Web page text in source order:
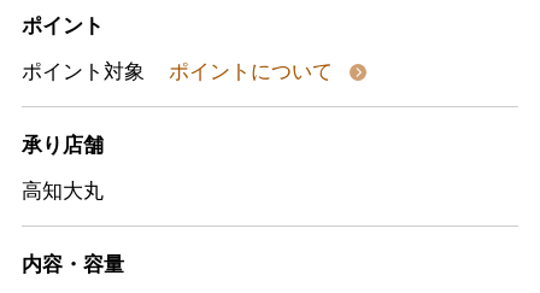
ポイント
ポイント対象
ポイントについて
承り店舗
高知大丸
内容・容量